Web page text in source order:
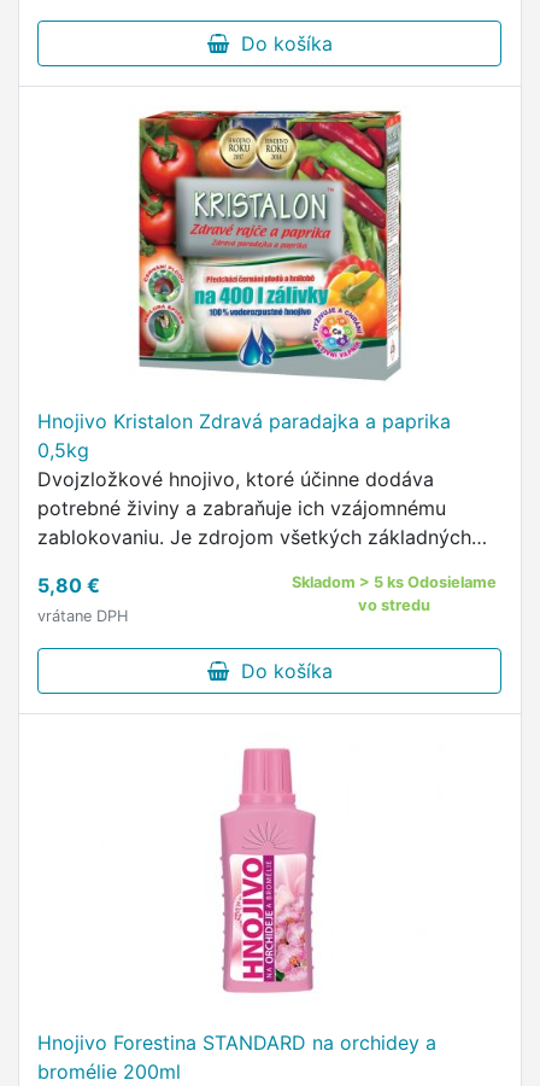
Do košíka
Hnojivo Kristalon Zdravá paradajka a paprika
0,5kg
Dvojzložkové hnojivo, ktoré účinne dodáva
potrebné živiny a zabraňuje ich vzájomnému
zablokovaniu. Je zdrojom všetkých základných
paradajok aj paprík.
5,80 €
vrátane DPH
Skladom > 5 ks Odosielame
vo stredu
Do košíka
Hnojivo Forestina STANDARD na orchidey a
bromélie 200ml